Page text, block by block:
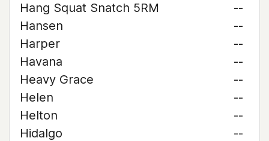
Hang Squat Snatch 5RM
--
Hansen
--
Harper
--
Havana
--
Heavy Grace
--
Helen
--
Helton
--
Hidalgo
--